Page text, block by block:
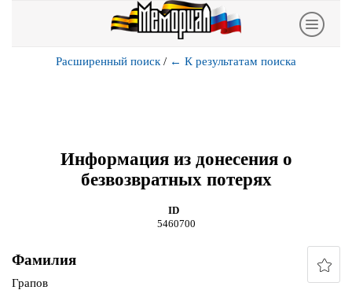
Расширенный поиск / ← К результатам поиска
Информация из донесения о
безвозвратных потерях
ID
5460700
Фамилия
Грапов